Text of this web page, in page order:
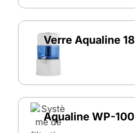
Verre Aqualine 18
Aqualine WP-100